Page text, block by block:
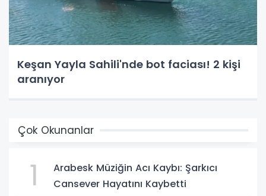
Keşan Yayla Sahili'nde bot faciası! 2 kişi
aranıyor
Çok Okunanlar
1
Arabesk Müziğin Acı Kaybı: Şarkıcı
Cansever Hayatını Kaybetti